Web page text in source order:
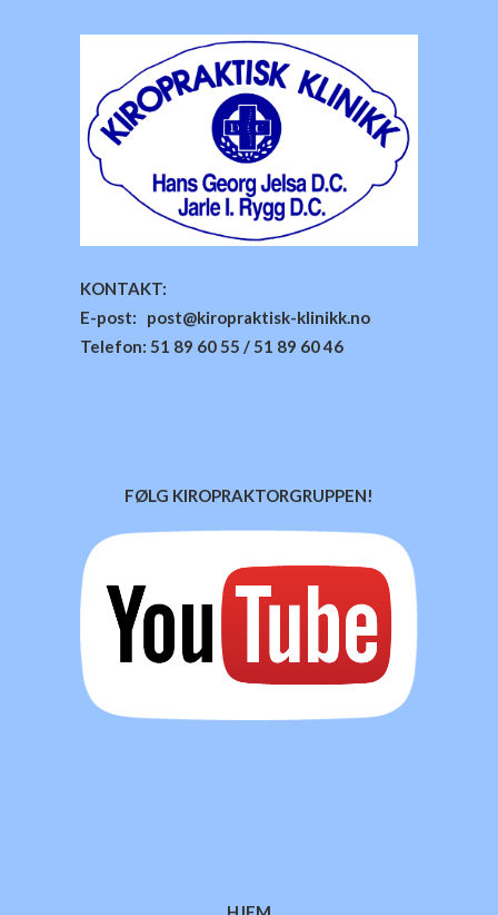
KONTAKT:
E-post: post@kiropraktisk-klinikk.no
Telefon: 51 89 60 55 / 51 89 60 46
FØLG KIROPRAKTORGRUPPEN!